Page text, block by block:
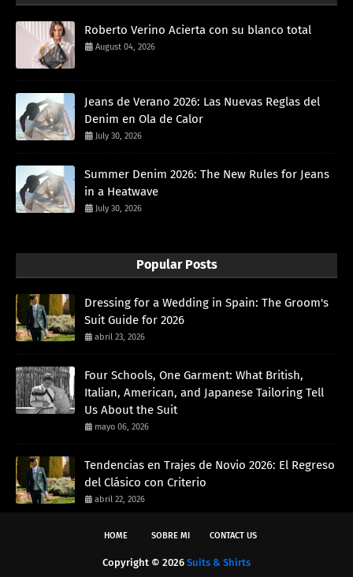
Roberto Verino Acierta con su blanco total
August 04, 2026
Jeans de Verano 2026: Las Nuevas Reglas del
Denim en Ola de Calor
July 30, 2026
Summer Denim 2026: The New Rules for Jeans
in a Heatwave
July 30, 2026
Popular Posts
Dressing for a Wedding in Spain: The Groom's
Suit Guide for 2026
abril 23, 2026
Four Schools, One Garment: What British,
Italian, American, and Japanese Tailoring Tell
Us About the Suit
mayo 06, 2026
Tendencias en Trajes de Novio 2026: El Regreso
del Clásico con Criterio
abril 22, 2026
HOME SOBRE MI CONTACT US
Copyright © 2026 Suits & Shirts